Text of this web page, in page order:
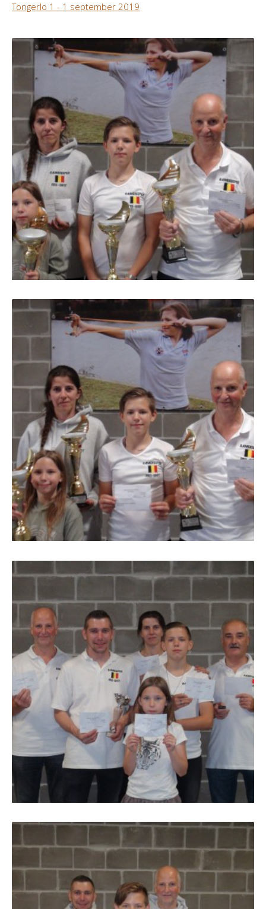
Tongerlo 1 - 1 september 2019